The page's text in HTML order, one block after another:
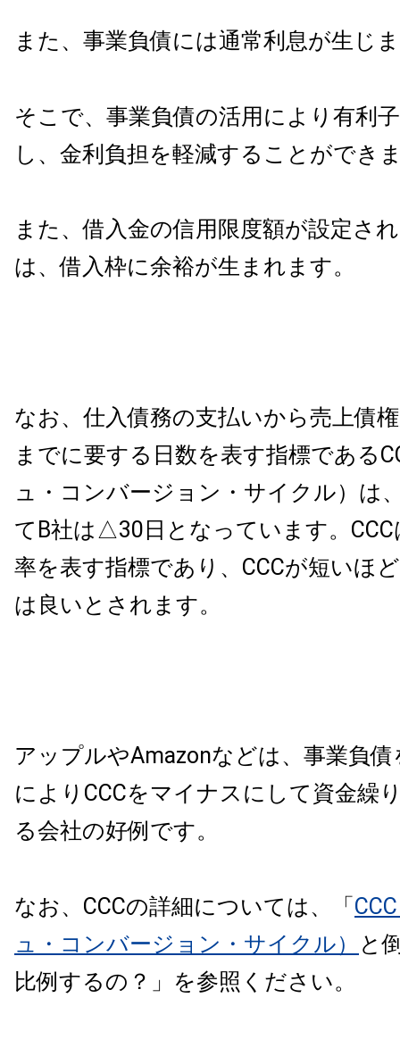
また、事業負債には通常利息が生じ
そこで、事業負債の活用により有利
し、金利負担を軽減することができ
また、借入金の信用限度額が設定さ
は、借入枠に余裕が生まれます。
なお、仕入債務の支払いから売上債
までに要する日数を表す指標である
ュ・コンバージョン・サイクル）は
てB社は△30日となっています。
率を表す指標であり、CCCが短いほ
は良いとされます。
アップルやAmazonなどは、事業負
によりCCCをマイナスにして資金繰
る会社の好例です。
なお、CCCの詳細については、「
ュ・コンバージョン・サイクル）
と
比例するの？」を参照ください。